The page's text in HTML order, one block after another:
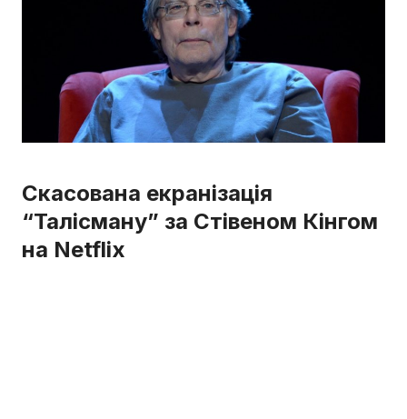
Скасована екранізація
“Талісману” за Стівеном Кінгом
на Netflix